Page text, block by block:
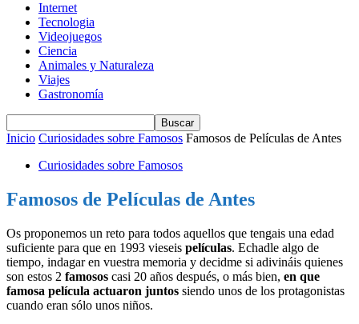
Internet
Tecnologia
Videojuegos
Ciencia
Animales y Naturaleza
Viajes
Gastronomía
Inicio Curiosidades sobre Famosos Famosos de Películas de Antes
Curiosidades sobre Famosos
Famosos de Películas de Antes
Os proponemos un reto para todos aquellos que tengais una edad
suficiente para que en 1993 vieseis películas. Echadle algo de
tiempo, indagar en vuestra memoria y decidme si adivináis quienes
son estos 2 famosos casi 20 años después, o más bien, en que
famosa película actuaron juntos siendo unos de los protagonistas
cuando eran sólo unos niños.